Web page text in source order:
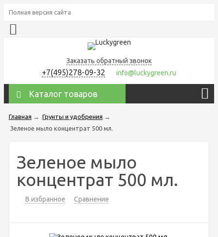
Полная версия сайта
Заказать обратный звонок
+7(495)278-09-32 info@luckygreen.ru
Каталог товаров
Главная → Грунты и удобрения →
Зеленое мыло концентрат 500 мл.
Зеленое мыло
концентрат 500 мл.
В избранное Сравнение